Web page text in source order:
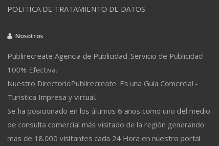
POLITICA DE TRATAMIENTO DE DATOS
Nosotros
Publirecreate Agencia de Publicidad .Servicio de Publicidad
100% Efectiva.
Nuestro DirectorioPublirecreate. Es una Guía Comercial -
Turistica Impresa y virtual.
Se ha posicionado en los últimos 6 años como uno del medio
de consulta comercial más visitado de la región generando
mas de 18.000 visitantes cada 24 Hora en nuestro portal